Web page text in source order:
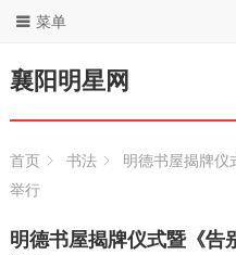
襄阳明星网
菜单
首页 书法
明德书屋揭牌仪
举行
明德书屋揭牌仪式暨《告